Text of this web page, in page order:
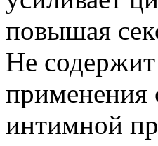
повышая
Не
применения
интимной